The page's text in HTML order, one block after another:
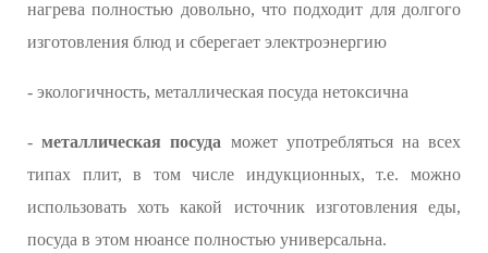
нагрева полностью довольно, что подходит для долгого
изготовления блюд и сберегает электроэнергию
- экологичность, металлическая посуда нетоксична
-металлическая посуда может употребляться на всех
типах плит, в том числе индукционных, т.е. можно
использовать хоть какой источник изготовления еды,
посуда в этом нюансе полностью универсальна.